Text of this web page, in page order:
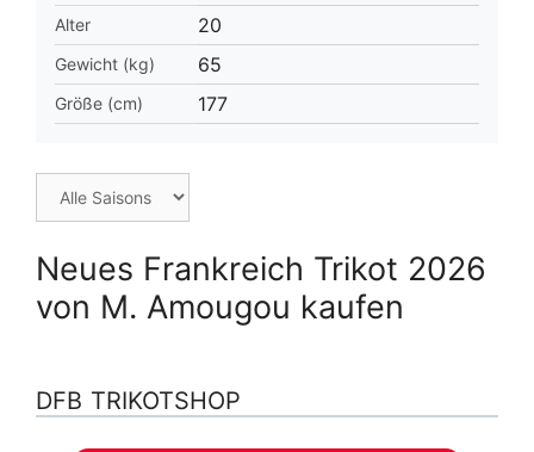
Alter 20
Gewicht (kg) 65
Größe (cm) 177
Neues Frankreich Trikot 2026
von M. Amougou kaufen
DFB TRIKOTSHOP